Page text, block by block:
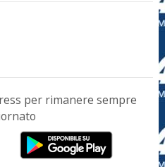
per rimanere sempre